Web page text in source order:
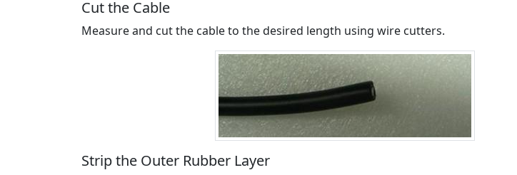
Cut the Cable
Measure and cut the cable to the desired length using wire cutters.
Strip the Outer Rubber Layer